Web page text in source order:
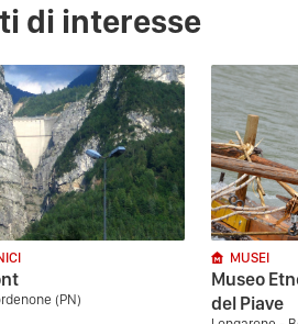
di interesse
(PN)
MUSEI
Museo
del Piave